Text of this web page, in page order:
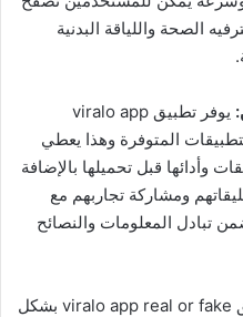
الصحة واللياقة البدنية
يوفر تطبيق viralo app
المتوفرة وهذا يعطي
وأدائها قبل تحميلها بالإضافة
ومشاركة تجاربهم مع
تبادل المعلومات والنصائح
يتم تحديث تطبيق viralo app real or fake بشكل